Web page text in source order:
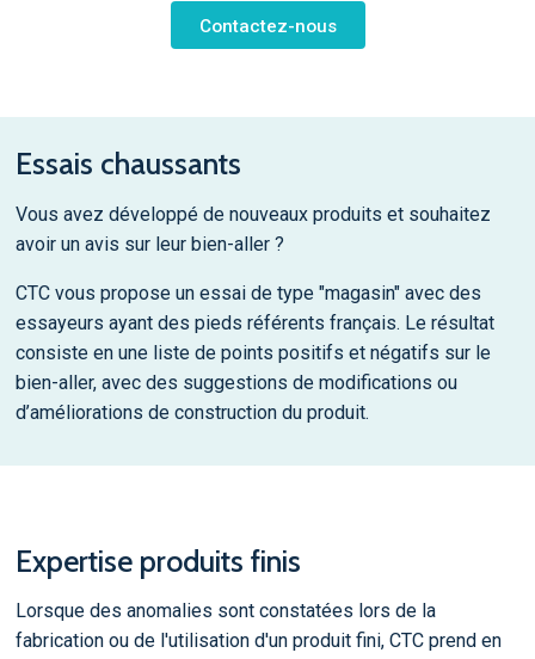
Contactez-nous
Essais chaussants
Vous avez développé de nouveaux produits et souhaitez
avoir un avis sur leur bien-aller ?
CTC vous propose un essai de type "magasin" avec des
essayeurs ayant des pieds référents français. Le résultat
consiste en une liste de points positifs et négatifs sur le
bien-aller, avec des suggestions de modifications ou
d’améliorations de construction du produit.
Expertise produits finis
Lorsque des anomalies sont constatées lors de la
fabrication ou de l'utilisation d'un produit fini, CTC prend en